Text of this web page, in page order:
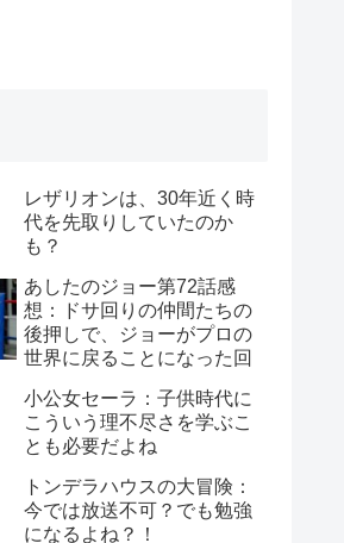
レザリオンは、30年近く時
代を先取りしていたのか
も？
あしたのジョー第72話感
想：ドサ回りの仲間たちの
後押しで、ジョーがプロの
世界に戻ることになった回
小公女セーラ：子供時代に
こういう理不尽さを学ぶこ
とも必要だよね
トンデラハウスの大冒険：
今では放送不可？でも勉強
になるよね？！